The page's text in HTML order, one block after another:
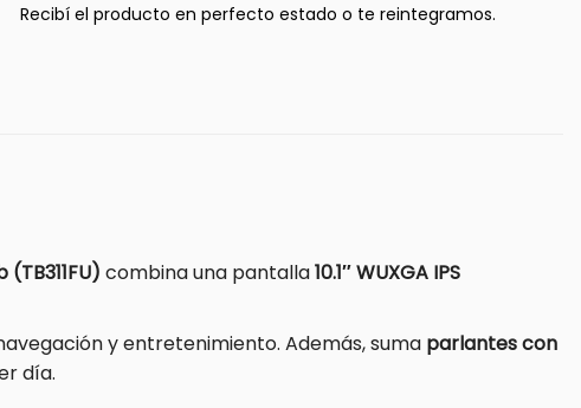
Recibí el producto en perfecto estado o te reintegramos.
combina una pantalla10.1″ WUXGA IPS
y entretenimiento. Además, suma parlantes con
día.